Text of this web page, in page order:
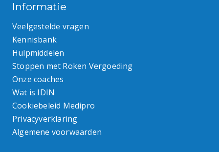
Informatie
Veelgestelde vragen
Kennisbank
Hulpmiddelen
Stoppen met Roken Vergoeding
Onze coaches
Wat is IDIN
Cookiebeleid Medipro
Privacyverklaring
Algemene voorwaarden